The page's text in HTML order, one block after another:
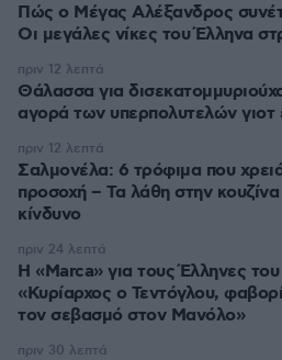
Πώς ο Μέγας Αλέξανδρος
Οι μεγάλες νίκες του Έλληνα
Θάλασσα για
αγορά των υπερπολυτελών
πριν 12 λεπτά
Σαλμονέλα: 6 τρόφιμα που
προσοχή – Τα λάθη στην
κίνδυνο
πριν 12 λεπτά
Η «Marca» για τους Έλληνες
«Κυρίαρχος ο Τεντόγλου,
τον σεβασμό στον Μανόλο»
πριν 24 λεπτά
πριν 30 λεπτά